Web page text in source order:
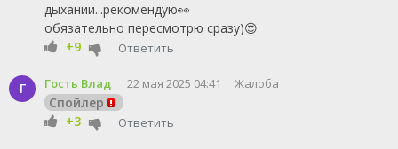
дыхании...рекомендую👀
обязательно пересмотрю сразу)😍
+9
Ответить
Г Гость Влад 22 мая 2025 04:41 Жалоба
Спойлер
+3
Ответить